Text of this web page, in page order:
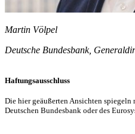
Martin Völpel
Deutsche Bundesbank,
Haftungsausschluss
Die hier geäußerten Ansichten
Deutschen Bundesbank oder des